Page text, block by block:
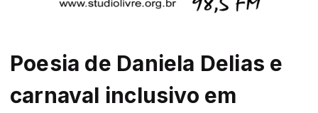
Poesia de Daniela Delias e
carnaval inclusivo em